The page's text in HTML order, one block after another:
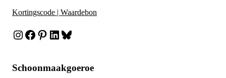
Kortingscode | Waardebon
Instagram
Facebook
Pinterest
LinkedIn
Bluesky
Schoonmaakgoeroe